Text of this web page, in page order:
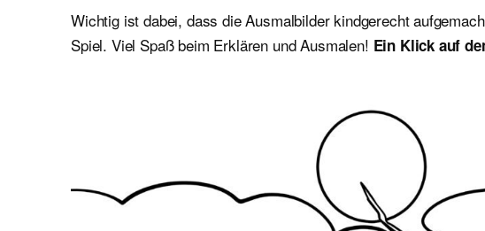
Wichtig ist dabei, dass die Ausmalbilder kindgerecht
Spiel. Viel Spaß beim Erklären und Ausmalen! Ein Klick auf